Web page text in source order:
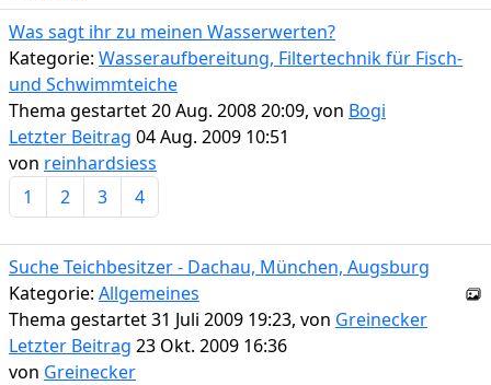
Was sagt ihr zu meinen Wasserwerten?
Kategorie: Wasseraufbereitung, Filtertechnik für Fisch-
und Schwimmteiche
Thema gestartet 20 Aug. 2008 20:09, von Bogi
Letzter Beitrag 04 Aug. 2009 10:51
von reinhardsiess
1
2 3 4
Suche Teichbesitzer - Dachau, München, Augsburg
Kategorie: Allgemeines
Thema gestartet 31 Juli 2009 19:23, von Greinecker
Letzter Beitrag 23 Okt. 2009 16:36
von Greinecker